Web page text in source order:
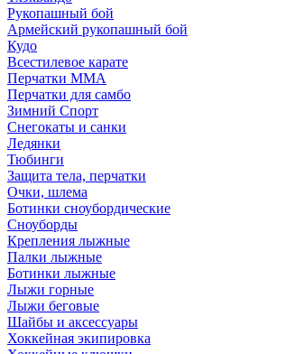
Рукопашный бой
Армейский рукопашный бой
Кудо
Всестилевое карате
Перчатки MMA
Перчатки для самбо
Зимний Спорт
Снегокаты и санки
Ледянки
Тюбинги
Защита тела, перчатки
Очки, шлема
Ботинки сноубордические
Сноуборды
Крепления лыжные
Палки лыжные
Ботинки лыжные
Лыжи горные
Лыжи беговые
Шайбы и аксессуары
Хоккейная экипировка